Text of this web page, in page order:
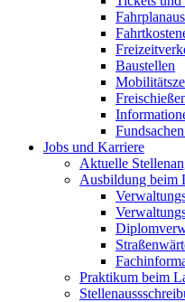
Baustellen
Jobs und Karriere
Aktuelle
Ausbildung beim
Praktikum beim